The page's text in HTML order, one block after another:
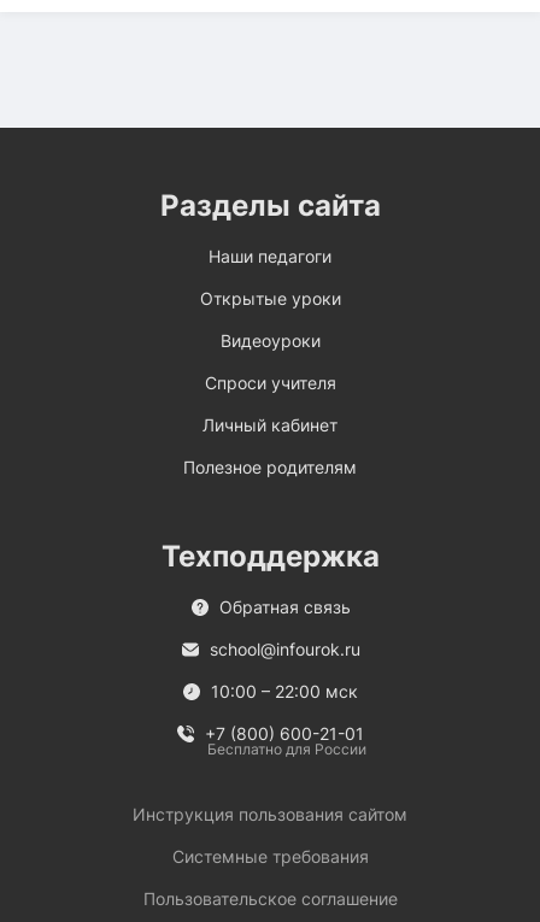
Разделы сайта
Наши педагоги
Открытые уроки
Видеоуроки
Спроси учителя
Личный кабинет
Полезное родителям
Техподдержка
Обратная связь
school@infourok.ru
10:00 – 22:00 мск
+7 (800) 600-21-01
Бесплатно для России
Инструкция пользования сайтом
Системные требования
Пользовательское соглашение